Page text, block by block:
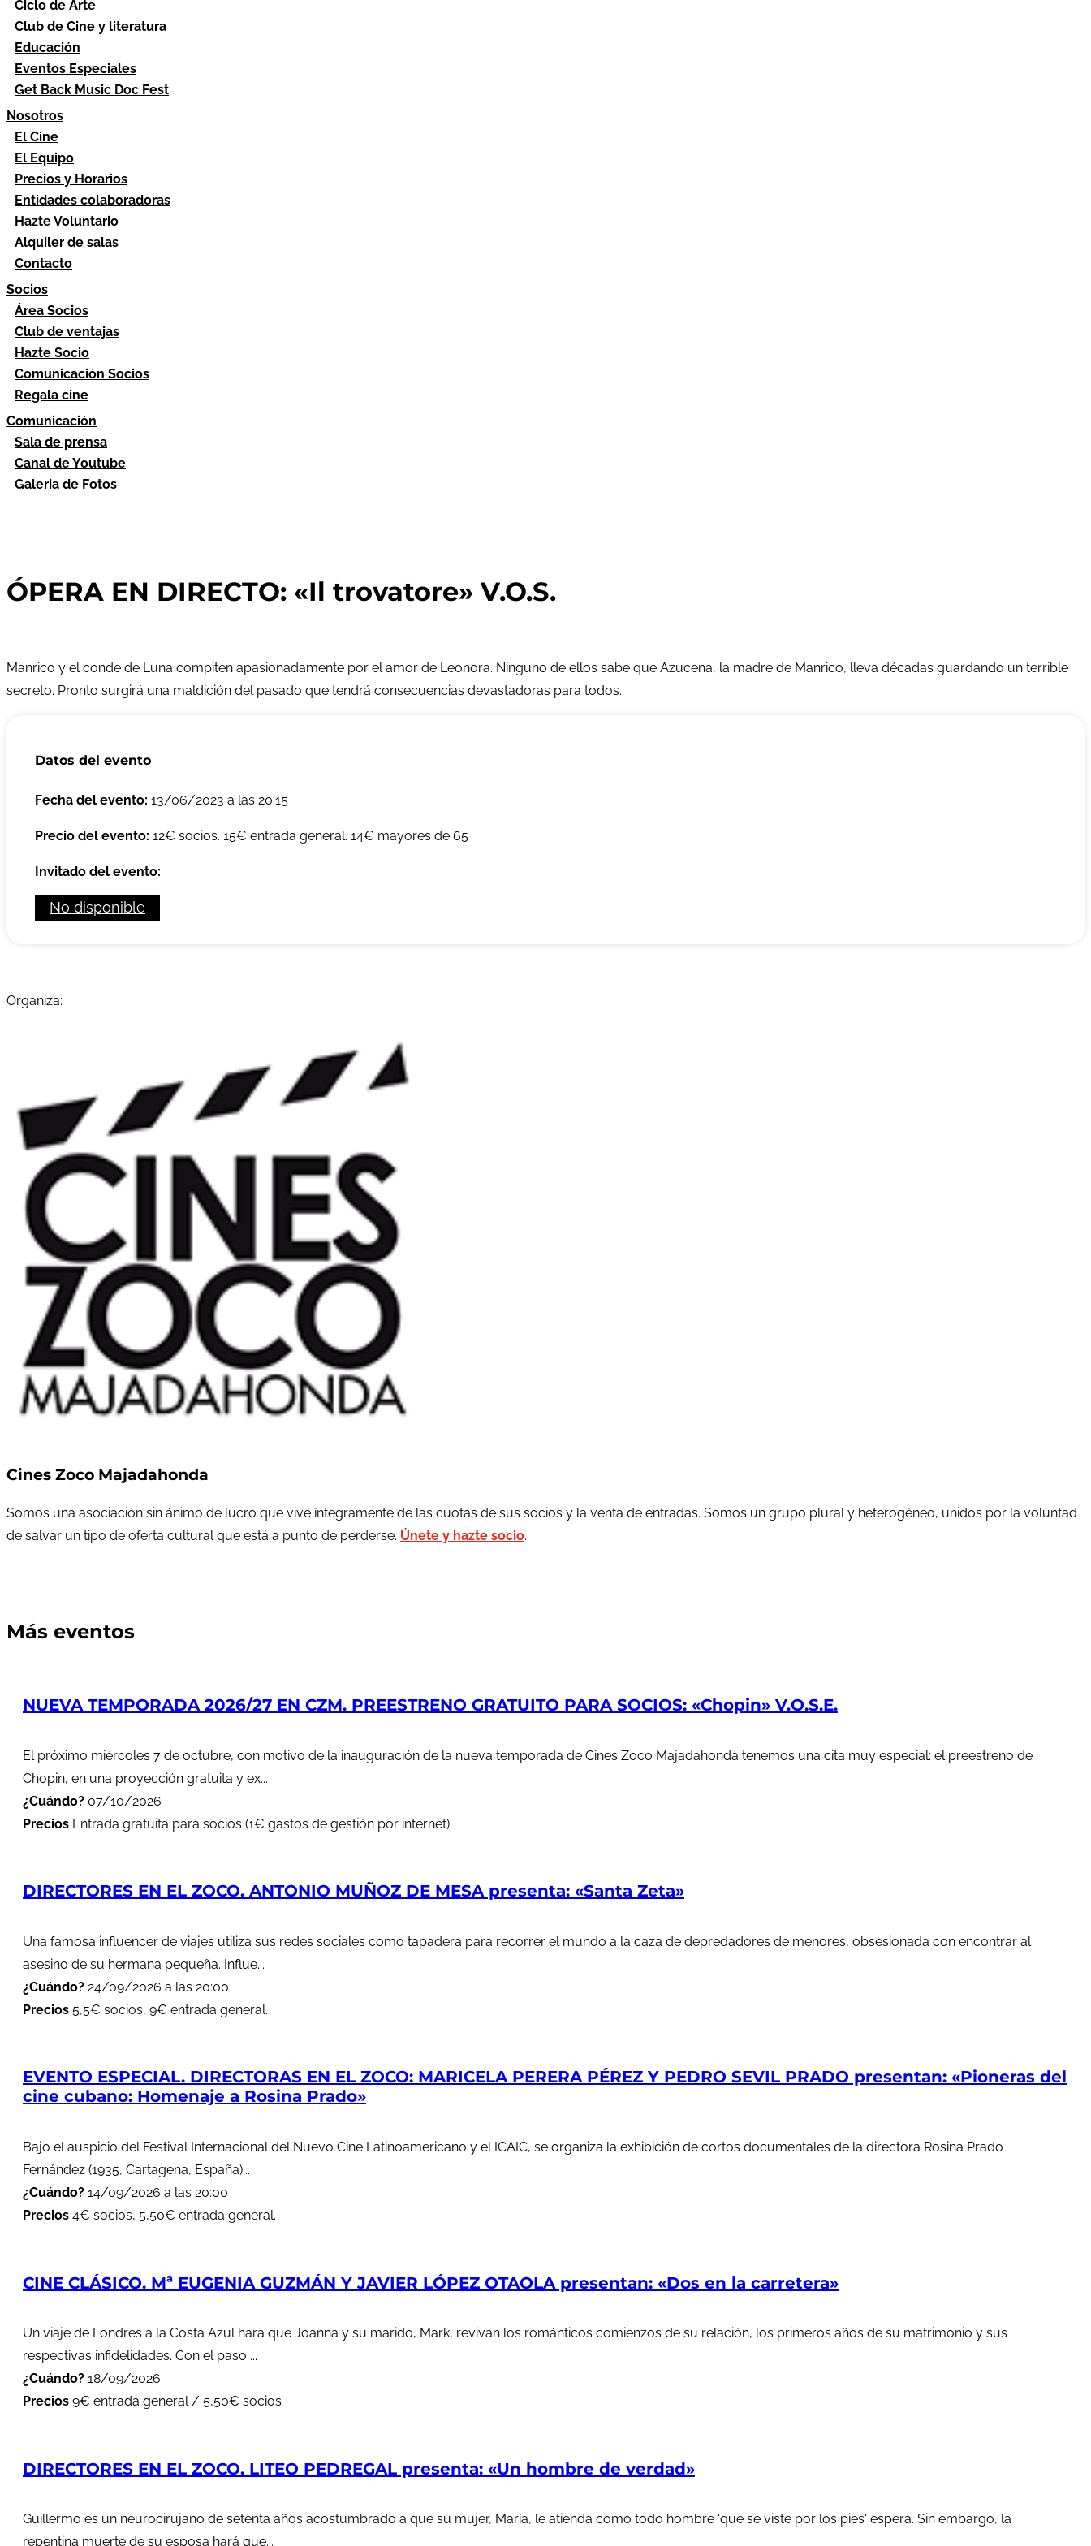
Ciclo de Arte
Club de Cine y literatura
Educación
Eventos Especiales
Get Back Music Doc Fest
Nosotros
El Cine
El Equipo
Precios y Horarios
Entidades colaboradoras
Hazte Voluntario
Alquiler de salas
Contacto
Socios
Área Socios
Club de ventajas
Hazte Socio
Comunicación Socios
Regala cine
Comunicación
Sala de prensa
Canal de Youtube
Galeria de Fotos
ÓPERA EN DIRECTO: «Il trovatore» V.O.S.
Manrico y el conde de Luna compiten apasionadamente por el amor de Leonora. Ninguno de ellos sabe que Azucena, la madre de Manrico, lleva décadas guardando un terrible
secreto. Pronto surgirá una maldición del pasado que tendrá consecuencias devastadoras para todos.
Datos del evento
Fecha del evento: 13/06/2023 a las 20:15
Precio del evento: 12€ socios. 15€ entrada general. 14€ mayores de 65
Invitado del evento:
No disponible
Organiza:
Cines Zoco Majadahonda
Somos una asociación sin ánimo de lucro que vive íntegramente de las cuotas de sus socios y la venta de entradas. Somos un grupo plural y heterogéneo, unidos por la voluntad
de salvar un tipo de oferta cultural que está a punto de perderse. Únete y hazte socio.
Más eventos
NUEVA TEMPORADA 2026/27 EN CZM. PREESTRENO GRATUITO PARA SOCIOS: «Chopin» V.O.S.E.
El próximo miércoles 7 de octubre, con motivo de la inauguración de la nueva temporada de Cines Zoco Majadahonda tenemos una cita muy especial: el preestreno de
Chopin, en una proyección gratuita y ex...
¿Cuándo? 07/10/2026
Precios Entrada gratuita para socios (1€ gastos de gestión por internet)
DIRECTORES EN EL ZOCO. ANTONIO MUÑOZ DE MESA presenta: «Santa Zeta»
Una famosa influencer de viajes utiliza sus redes sociales como tapadera para recorrer el mundo a la caza de depredadores de menores, obsesionada con encontrar al
asesino de su hermana pequeña. Influe...
¿Cuándo? 24/09/2026 a las 20:00
Precios 5,5€ socios, 9€ entrada general.
EVENTO ESPECIAL. DIRECTORAS EN EL ZOCO: MARICELA PERERA PÉREZ Y PEDRO SEVIL PRADO presentan: «Pioneras del
cine cubano: Homenaje a Rosina Prado»
Bajo el auspicio del Festival Internacional del Nuevo Cine Latinoamericano y el ICAIC, se organiza la exhibición de cortos documentales de la directora Rosina Prado
Fernández (1935, Cartagena, España)...
¿Cuándo? 14/09/2026 a las 20:00
Precios 4€ socios, 5,50€ entrada general.
CINE CLÁSICO. Mª EUGENIA GUZMÁN Y JAVIER LÓPEZ OTAOLA presentan: «Dos en la carretera»
Un viaje de Londres a la Costa Azul hará que Joanna y su marido, Mark, revivan los románticos comienzos de su relación, los primeros años de su matrimonio y sus
respectivas infidelidades. Con el paso ...
¿Cuándo? 18/09/2026
Precios 9€ entrada general / 5,50€ socios
DIRECTORES EN EL ZOCO. LITEO PEDREGAL presenta: «Un hombre de verdad»
Guillermo es un neurocirujano de setenta años acostumbrado a que su mujer, María, le atienda como todo hombre 'que se viste por los pies' espera. Sin embargo, la
repentina muerte de su esposa hará que...